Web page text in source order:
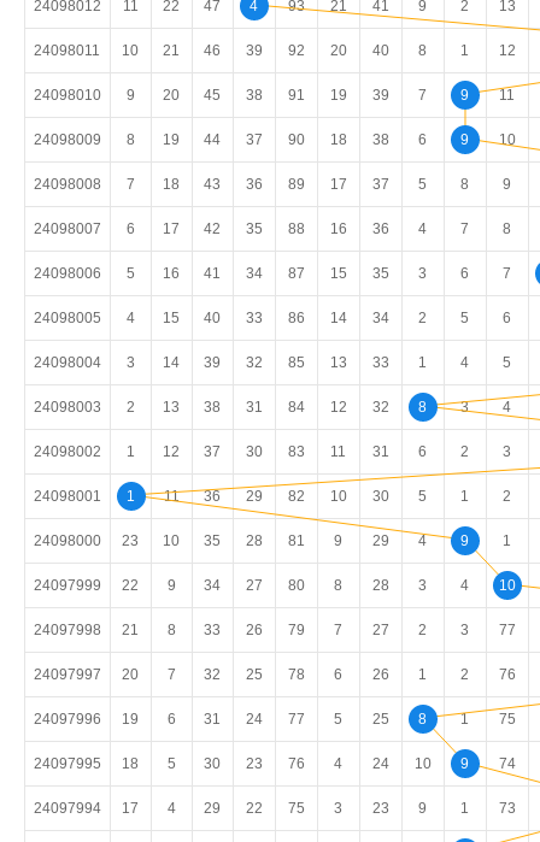
24098012 11 22 47 4 93 21 41 9 2 13
24098011 10 21 46 39 92 20 40 8 1 12
24098010 9 20 45 38 91 19 39 7 9 11
24098009 8 19 44 37 90 18 38 6 9 10
24098008 7 18 43 36 89 17 37 5 8 9
24098007 6 17 42 35 88 16 36 4 7 8
24098006 5 16 41 34 87 15 35 3 6 7
24098005 4 15 40 33 86 14 34 2 5 6
24098004 3 14 39 32 85 13 33 1 4 5
24098003 2 13 38 31 84 12 32 8 3 4
24098002 1 12 37 30 83 11 31 6 2 3
24098001 1 11 36 29 82 10 30 5 1 2
24098000 23 10 35 28 81 9 29 4 9 1
24097999 22 9 34 27 80 8 28 3 4 10
24097998 21 8 33 26 79 7 27 2 3 77
24097997 20 7 32 25 78 6 26 1 2 76
24097996 19 6 31 24 77 5 25 8 1 75
24097995 18 5 30 23 76 4 24 10 9 74
24097994 17 4 29 22 75 3 23 9 1 73